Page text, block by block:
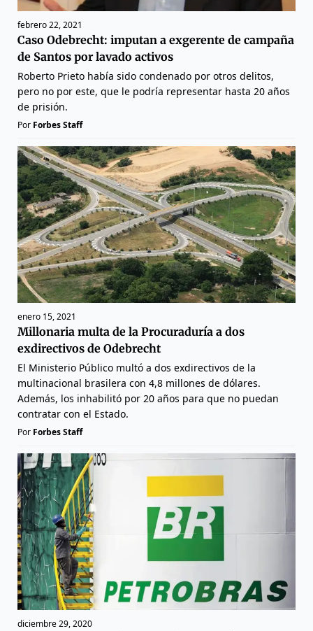
febrero 22, 2021
Caso Odebrecht: imputan a exgerente de campaña
de Santos por lavado activos
Roberto Prieto había sido condenado por otros delitos,
pero no por este, que le podría representar hasta 20 años
de prisión.
Por Forbes Staff
enero 15, 2021
Millonaria multa de la Procuraduría a dos
exdirectivos de Odebrecht
El Ministerio Público multó a dos exdirectivos de la
multinacional brasilera con 4,8 millones de dólares.
Además, los inhabilitó por 20 años para que no puedan
contratar con el Estado.
Por Forbes Staff
diciembre 29, 2020